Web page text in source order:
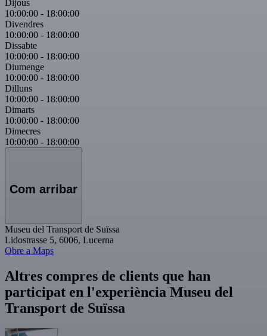
Dijous
10:00:00 - 18:00:00
Divendres
10:00:00 - 18:00:00
Dissabte
10:00:00 - 18:00:00
Diumenge
10:00:00 - 18:00:00
Dilluns
10:00:00 - 18:00:00
Dimarts
10:00:00 - 18:00:00
Dimecres
10:00:00 - 18:00:00
Com arribar
Museu del Transport de Suïssa
Lidostrasse 5, 6006, Lucerna
Obre a Maps
Altres compres de clients que han
participat en l'experiència Museu del
Transport de Suïssa